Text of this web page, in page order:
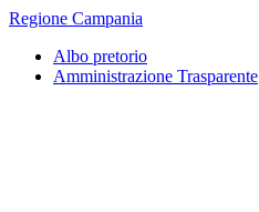
Regione Campania
Albo pretorio
Amministrazione Trasparente